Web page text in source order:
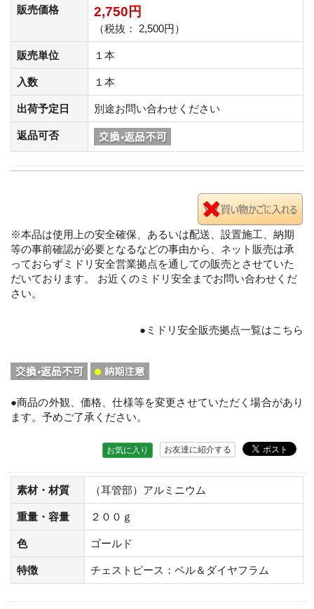
販売価格 2,750円
（税抜： 2,500円）
販売単位 １本
入数 １本
出荷予定日 別途お問い合わせください
返品可否
※本品は使用上の安全確保、あるいは配送、設置施工、納期
等の事前確認が必要となるなどの事由から、ネット販売は承
っておらずミドリ安全営業拠点を通しての販売とさせていた
だいております。 お近くのミドリ安全までお問い合わせくだ
さい。
●ミドリ安全販売拠点一覧はこちら
●商品の外観、価格、仕様等を変更させていただく場合があり
ます。予めご了承ください。
お友達に紹介する
お気に入り
素材・材質 （耳管部）アルミニウム
重量・容量 ２００ｇ
色 ゴールド
特徴 チェストピース：ベル＆ダイヤフラム